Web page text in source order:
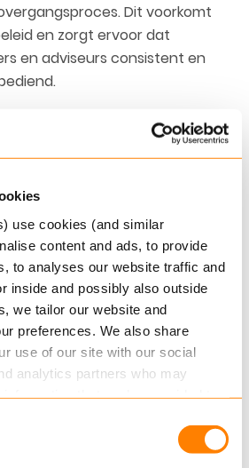
use cookies (and similar
content and ads, to provide
to analyses our website traffic and
inside and possibly also outside
we tailor our website and
preferences. We also share
use of our site with our social
analytics partners who may
Dit voorkomt
en zorgt ervoor dat
en adviseurs consistent en
waar mogelijk
geautomatiseerd
voor adviseurs, klanten
Zo kan bijvoorbeeld de
over het kapitaal van de
na de overgang worden
aan het aanmaken van
UCM-verzoeken en het
van de gegevens op het
Dit vermindert het
en verbetert de
soepel verloop